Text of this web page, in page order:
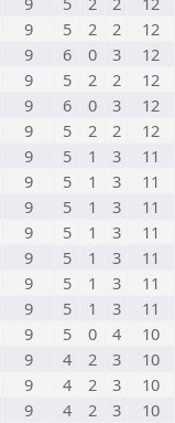
9 5 2 2
12
9 6 0 3
12
9 5 2 2
12
9 6 0 3
12
9 5 2 2
12
9 5 1 3
11
9 5 1 3
11
9 5 1 3
11
9 5 1 3
11
9 5 1 3
11
9 5 1 3
11
9 5 1 3
11
9 5 0 4
10
9 4 2 3
10
9 4 2 3
10
9 4 2 3
10